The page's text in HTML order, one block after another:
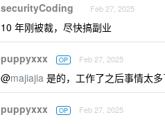
securityCoding Feb 27, 2025
10 年刚被裁，尽快搞副业
puppyxxx OP Feb 27, 2025
@majiajia 是的，工作了之后事情太
puppyxxx OP Feb 27, 2025